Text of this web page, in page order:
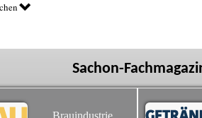
Sachon-
Brauindustrie